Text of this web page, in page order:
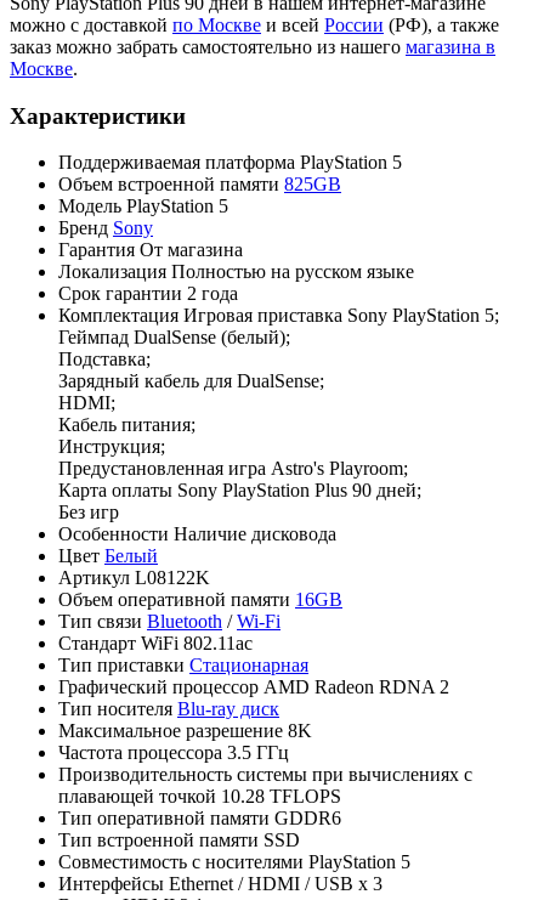
можно с доставкой по Москве и всей России (РФ), а также
заказ можно забрать самостоятельно из нашего магазина в
Москве.
Характеристики
Поддерживаемая платформа PlayStation 5
Объем встроенной памяти 825GB
Модель PlayStation 5
Бренд Sony
Гарантия От магазина
Локализация Полностью на русском языке
Срок гарантии 2 года
Комплектация Игровая приставка Sony PlayStation 5;
Геймпад DualSense (белый);
Подставка;
Зарядный кабель для DualSense;
HDMI;
Кабель питания;
Инструкция;
Предустановленная игра Astro's Playroom;
Карта оплаты Sony PlayStation Plus 90 дней;
Без игр
Особенности Наличие дисковода
Цвет Белый
Артикул L08122K
Объем оперативной памяти 16GB
Тип связи Bluetooth /Wi-Fi
Стандарт WiFi 802.11ac
Тип приставки Стационарная
Графический процессор AMD Radeon RDNA 2
Тип носителя Blu-ray диск
Максимальное разрешение 8K
Частота процессора 3.5 ГГц
Производительность системы при вычислениях с
плавающей точкой 10.28 TFLOPS
Тип оперативной памяти GDDR6
Тип встроенной памяти SSD
Совместимость с носителями PlayStation 5
Интерфейсы Ethernet / HDMI / USB x 3